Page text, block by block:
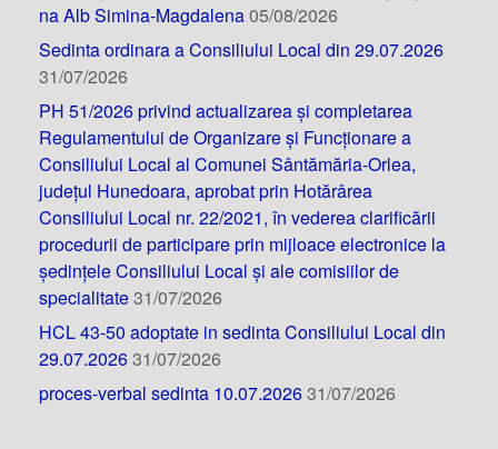
na Alb Simina-Magdalena05/08/2026
Sedinta ordinara a Consiliului Local din 29.07.2026
31/07/2026
PH 51/2026 privind actualizarea și completarea
Regulamentului de Organizare și Funcționare a
Consiliului Local al Comunei Sântămăria-Orlea,
județul Hunedoara, aprobat prin Hotărârea
Consiliului Local nr. 22/2021, în vederea clarificării
procedurii de participare prin mijloace electronice la
ședințele Consiliului Local și ale comisiilor de
specialitate31/07/2026
HCL 43-50 adoptate in sedinta Consiliului Local din
29.07.202631/07/2026
proces-verbal sedinta 10.07.202631/07/2026